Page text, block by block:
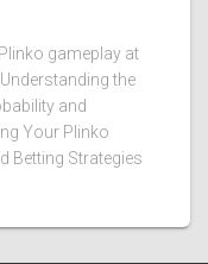
gameplay at
the
and
Your Plinko
Betting Strategies